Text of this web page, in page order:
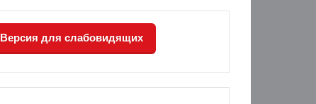
Версия для слабовидящих